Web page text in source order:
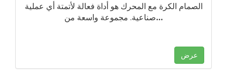
الصمام الكرة مع المحرك هو أداة فعالة لأتمتة أي عملية
صناعية. مجموعة واسعة من…
عرض